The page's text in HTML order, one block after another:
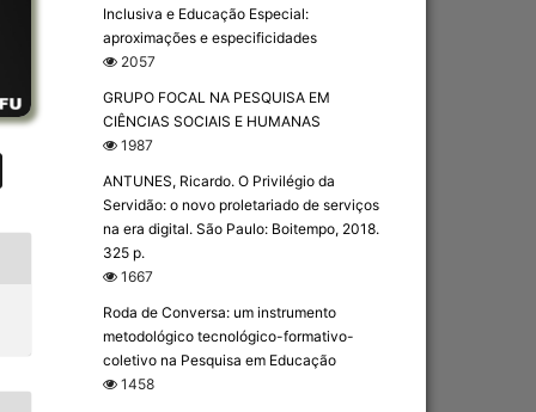
Inclusiva e Educação Especial:
aproximações e especificidades
2057
GRUPO FOCAL NA PESQUISA EM
CIÊNCIAS SOCIAIS E HUMANAS
1987
ANTUNES, Ricardo. O Privilégio da
Servidão: o novo proletariado de serviços
na era digital. São Paulo: Boitempo, 2018.
325 p.
1667
Roda de Conversa: um instrumento
metodológico tecnológico-formativo-
coletivo na Pesquisa em Educação
1458